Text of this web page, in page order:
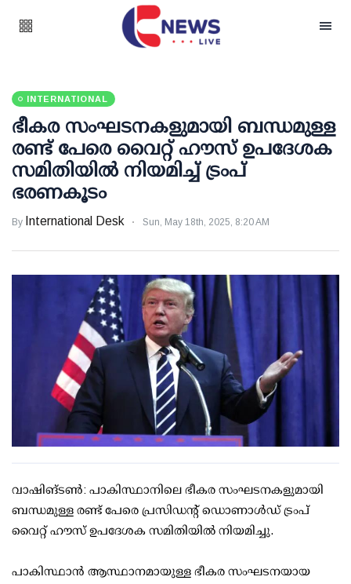
INTERNATIONAL
ഭീകര സംഘടനകളുമായി ബന്ധമുള്ള
രണ്ട് പേരെ വൈറ്റ് ഹൗസ് ഉപദേശക
സമിതിയില്‍ നിയമിച്ച് ട്രംപ്
ഭരണകൂടം
By International Desk Sun, May 18th, 2025, 8:20 AM
വാഷിങ്ടണ്‍: പാകിസ്ഥാനിലെ ഭീകര സംഘടനകളുമായി
ബന്ധമുള്ള രണ്ട് പേരെ പ്രസിഡന്റ് ഡൊണാള്‍ഡ് ട്രംപ്
വൈറ്റ് ഹൗസ് ഉപദേശക സമിതിയില്‍ നിയമിച്ചു.
പാകിസ്ഥാന്‍ ആസ്ഥാനമായുള്ള ഭീകര സംഘടനയായ